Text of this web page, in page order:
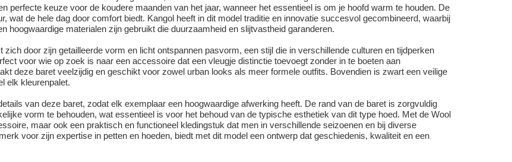
perfecte keuze voor de koudere maanden van het jaar, wanneer het essentieel is om je hoofd warm te houden. De
wat de hele dag door comfort biedt. Kangol heeft in dit model traditie en innovatie succesvol gecombineerd, waarbij
hoogwaardige materialen zijn gebruikt die duurzaamheid en slijtvastheid garanderen.
door zijn getailleerde vorm en licht ontspannen pasvorm, een stijl die in verschillende culturen en tijdperken
voor wie op zoek is naar een accessoire dat een vleugje distinctie toevoegt zonder in te boeten aan
deze baret veelzijdig en geschikt voor zowel urban looks als meer formele outfits. Bovendien is zwart een veilige
elk kleurenpalet.
van deze baret, zodat elk exemplaar een hoogwaardige afwerking heeft. De rand van de baret is zorgvuldig
vorm te behouden, wat essentieel is voor het behoud van de typische esthetiek van dit type hoed. Met de Wool
maar ook een praktisch en functioneel kledingstuk dat men in verschillende seizoenen en bij diverse
voor zijn expertise in petten en hoeden, biedt met dit model een ontwerp dat geschiedenis, kwaliteit en een